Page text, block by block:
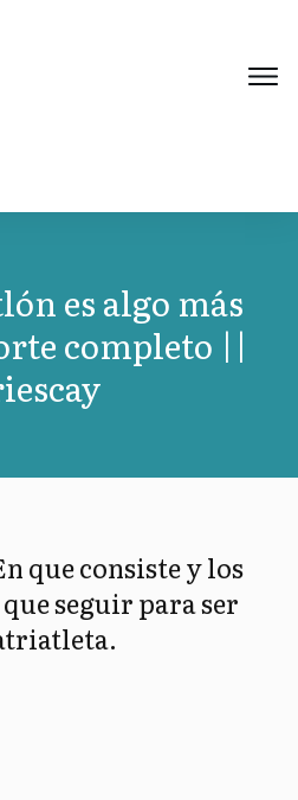
es algo más
completo ||
que consiste y los
seguir para ser